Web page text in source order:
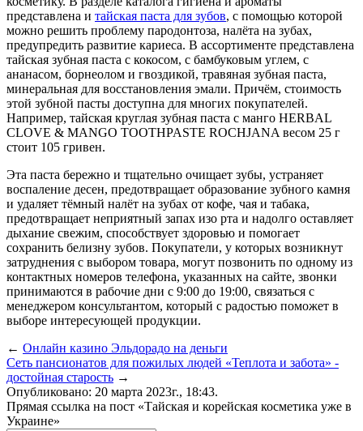
представлена и тайская паста для зубов, с помощью которой
можно решить проблему пародонтоза, налёта на зубах,
предупредить развитие кариеса. В ассортименте представлена
тайская зубная паста с кокосом, с бамбуковым углем, с
ананасом, борнеолом и гвоздикой, травяная зубная паста,
минеральная для восстановления эмали. Причём, стоимость
этой зубной пасты доступна для многих покупателей.
Например, тайская круглая зубная паста с манго HERBAL
CLOVE & MANGO TOOTHPASTE ROCHJANA весом 25 г
стоит 105 гривен.
Эта паста бережно и тщательно очищает зубы, устраняет
воспаление десен, предотвращает образование зубного камня
и удаляет тёмный налёт на зубах от кофе, чая и табака,
предотвращает неприятный запах изо рта и надолго оставляет
дыхание свежим, способствует здоровью и помогает
сохранить белизну зубов. Покупатели, у которых возникнут
затруднения с выбором товара, могут позвонить по одному из
контактных номеров телефона, указанных на сайте, звонки
принимаются в рабочие дни с 9:00 до 19:00, связаться с
менеджером консультантом, который с радостью поможет в
выборе интересующей продукции.
← Онлайн казино Эльдорадо на деньги
Сеть пансионатов для пожилых людей «Теплота и забота» -
достойная старость →
Опубликовано: 20 марта 2023г., 18:43.
Прямая ссылка на пост «Тайская и корейская косметика уже в
Украине»